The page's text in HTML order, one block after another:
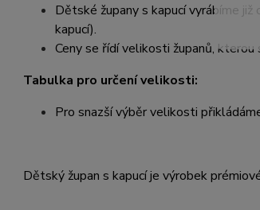
Dětské župany s kapucí vyrábíme
kapucí).
Ceny se řídí velikosti županů,
Tabulka pro určení velikosti:
Pro snazší výběr velikosti
Dětský župan s kapucí je výrobek